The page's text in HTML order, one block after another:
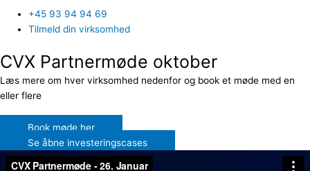
+45 93 94 94 69
Tilmeld din virksomhed
CVX Partnermøde oktober
Læs mere om hver virksomhed nedenfor og book et møde med en
eller flere
Book møde her
Se åbne investeringscases